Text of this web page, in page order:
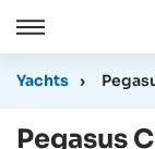
Cermer
Yachts ›
Pegasus